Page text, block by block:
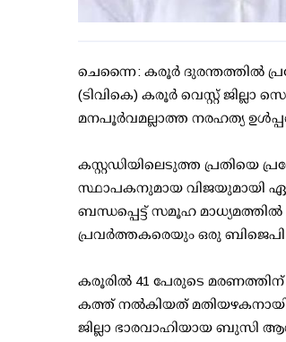
ചെന്നൈ: കരൂര്‍ ദുരന്തത്തില്‍
(ടിവികെ) കരൂര്‍ വെസ്റ്റ് ജില്ലാ
മനപൂര്‍വമല്ലാത്ത നരഹത്യ
കസ്റ്റഡിയിലെടുത്ത പ്രതിയെ
സ്ഥാപകനുമായ വിജയുമായി
ബന്ധപ്പെട്ട് സമൂഹ
പ്രവര്‍ത്തകരെയും ഒരു ബിജെപി
കരൂരില്‍ 41 പേരുടെ
കത്ത് നല്‍കിയത്
ജില്ലാ ഭാരവാഹിയായ ബുസി